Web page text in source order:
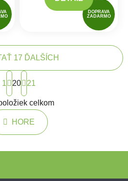
DOPRAVA
ZADARMO
Ovládacie prvky výpisu
17 ĎALŠÍCH
Stránkovanie
1 20 21
celkom
HORE